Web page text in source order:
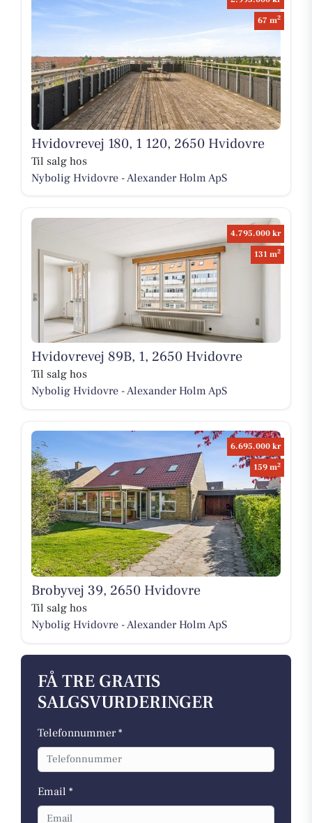
67 m2
Hvidovrevej 180, 1 120, 2650 Hvidovre
Til salg hos
Nybolig Hvidovre - Alexander Holm ApS
4.795.000 kr
131 m2
Hvidovrevej 89B, 1, 2650 Hvidovre
Til salg hos
Nybolig Hvidovre - Alexander Holm ApS
6.695.000 kr
159 m2
Brobyvej 39, 2650 Hvidovre
Til salg hos
Nybolig Hvidovre - Alexander Holm ApS
FÅ TRE GRATIS
SALGSVURDERINGER
Telefonnummer *
Email *